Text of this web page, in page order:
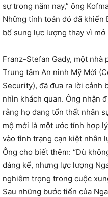
sự trong năm nay,” ông
Những tính toán đó đã
bổ sung lực lượng thay vì mở
Franz-Stefan Gady, một nhà
Trung tâm An ninh Mỹ Mới
Security), đã đưa ra lời cảnh
nhìn khách quan. Ông nhận
rằng họ đang tổn thất nhân
mộ mới là một ước tính hợp
vào tình trạng cạn kiệt nhân
Ông cho biết thêm: “Dù
đáng kể, nhưng lực lượng
nghiêm trọng trong cuộc
Sau những bước tiến của